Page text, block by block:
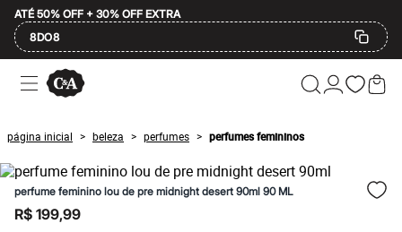
ATÉ 50% OFF + 30% OFF EXTRA
8DO8
Ofertas
Compre por Departamento
Masculino
Infantil
Calçados
Mindse7
Plus Size
Até 20% off
Até 40% off
página inicial > beleza > perfumes > perfumes femininos
perfume feminino lou de pre midnight desert 90ml 90 ML
R$ 199,99